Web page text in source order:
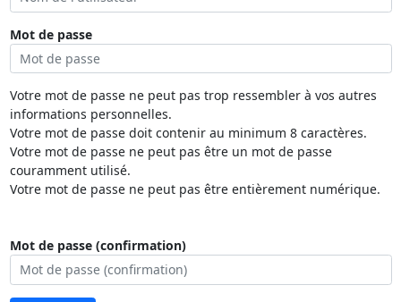
Mot de passe
Votre mot de passe ne peut pas trop ressembler à vos autres
informations personnelles.
Votre mot de passe doit contenir au minimum 8 caractères.
Votre mot de passe ne peut pas être un mot de passe
couramment utilisé.
Votre mot de passe ne peut pas être entièrement numérique.
Mot de passe (confirmation)